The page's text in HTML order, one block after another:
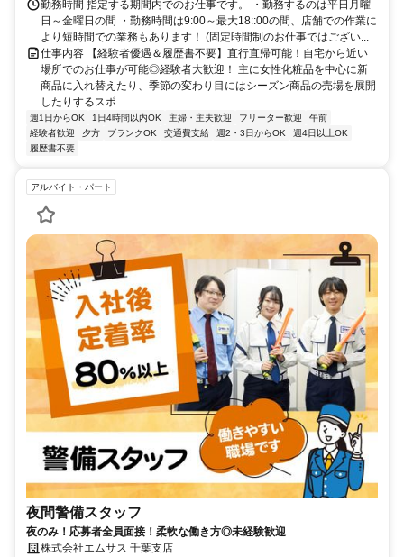
勤務時間 指定する期間内でのお仕事です。 ・勤務するのは平日月曜
日～金曜日の間 ・勤務時間は9:00～最大18::00の間、店舗での作業に
より短時間での業務もあります！ (固定時間制のお仕事ではござい...
仕事内容 【経験者優遇＆履歴書不要】直行直帰可能！自宅から近い
場所でのお仕事が可能◎経験者大歓迎！ 主に女性化粧品を中心に新
商品に入れ替えたり、季節の変わり目にはシーズン商品の売場を展開
したりするスポ...
週1日からOK 1日4時間以内OK 主婦・主夫歓迎 フリーター歓迎
午前
経験者歓迎
夕方 ブランクOK 交通費支給 週2・3日からOK
週4日以上OK
履歴書不要
アルバイト・パート
夜間警備スタッフ
夜のみ！応募者全員面接！柔軟な働き方◎未経験歓迎
株式会社エムサス 千葉支店